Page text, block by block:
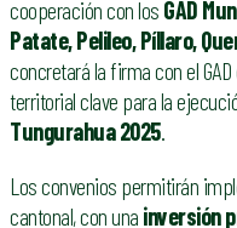
cooperación con los GAD
Patate, Pelileo, Píllaro,
concretará la firma con el GAD
territorial clave para la
Tungurahua 2025.
Los convenios permitirán
cantonal, con una inversión